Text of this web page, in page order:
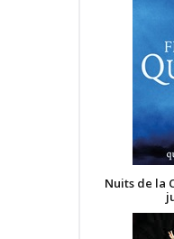
Nuits de la